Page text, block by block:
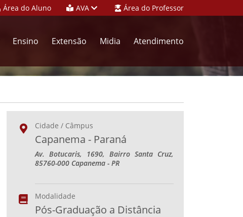
Área do Aluno AVA Área do Professor
Ensino Extensão Midia Atendimento
Cidade / Câmpus
Capanema - Paraná
Av. Botucaris, 1690, Bairro Santa Cruz,
85760-000 Capanema - PR
Modalidade
Pós-Graduação a Distância